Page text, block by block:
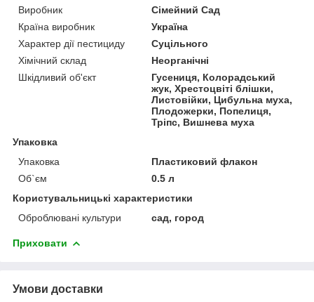
Виробник
Сімейний Сад
Країна виробник
Україна
Характер дії пестициду
Суцільного
Хімічний склад
Неорганічні
Шкідливий об'єкт
Гусениця, Колорадський
жук, Хрестоцвіті блішки,
Листовійки, Цибульна муха,
Плодожерки, Попелиця,
Тріпс, Вишнева муха
Упаковка
Упаковка
Пластиковий флакон
Об`єм
0.5 л
Користувальницькі характеристики
Оброблювані культури
сад, город
Приховати
Умови доставки